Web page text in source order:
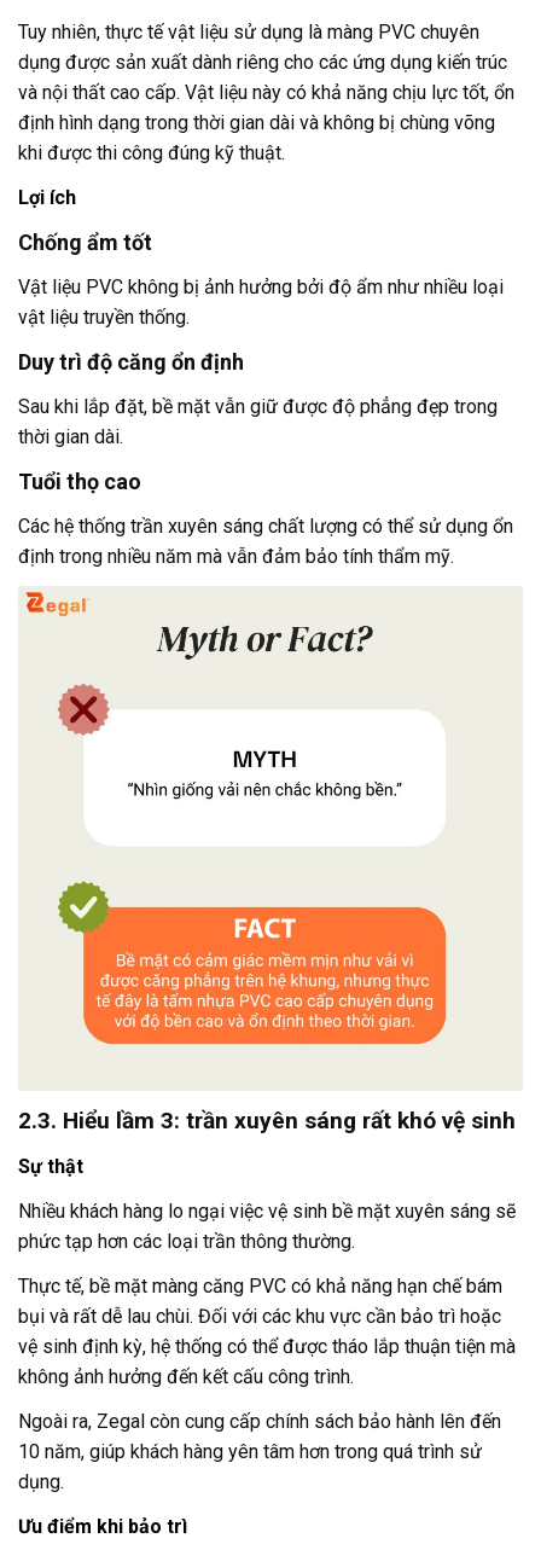
Tuy nhiên, thực tế vật liệu sử dụng là màng PVC chuyên
dụng được sản xuất dành riêng cho các ứng dụng kiến trúc
và nội thất cao cấp. Vật liệu này có khả năng chịu lực tốt, ổn
định hình dạng trong thời gian dài và không bị chùng võng
khi được thi công đúng kỹ thuật.
Lợi ích
Chống ẩm tốt
Vật liệu PVC không bị ảnh hưởng bởi độ ẩm như nhiều loại
vật liệu truyền thống.
Duy trì độ căng ổn định
Sau khi lắp đặt, bề mặt vẫn giữ được độ phẳng đẹp trong
thời gian dài.
Tuổi thọ cao
Các hệ thống trần xuyên sáng chất lượng có thể sử dụng ổn
định trong nhiều năm mà vẫn đảm bảo tính thẩm mỹ.
2.3. Hiểu lầm 3: trần xuyên sáng rất khó vệ sinh
Sự thật
Nhiều khách hàng lo ngại việc vệ sinh bề mặt xuyên sáng sẽ
phức tạp hơn các loại trần thông thường.
Thực tế, bề mặt màng căng PVC có khả năng hạn chế bám
bụi và rất dễ lau chùi. Đối với các khu vực cần bảo trì hoặc
vệ sinh định kỳ, hệ thống có thể được tháo lắp thuận tiện mà
không ảnh hưởng đến kết cấu công trình.
Ngoài ra, Zegal còn cung cấp chính sách bảo hành lên đến
10 năm, giúp khách hàng yên tâm hơn trong quá trình sử
dụng.
Ưu điểm khi bảo trì